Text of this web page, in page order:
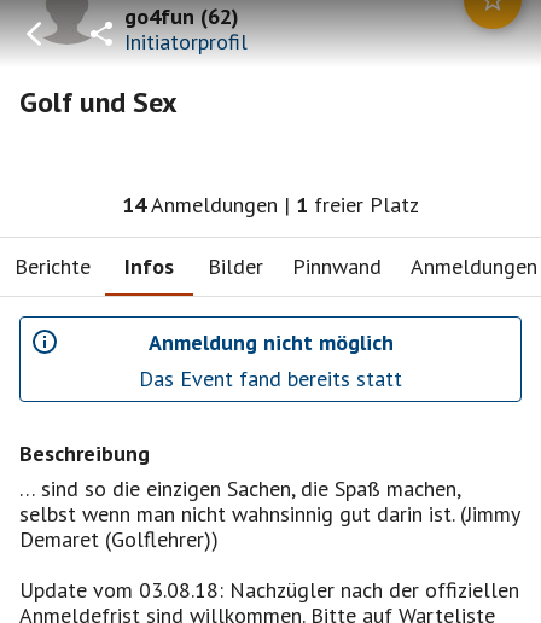
go4fun(62)
Initiatorprofil
Golf und Sex
14Anmeldungen | 1 freier Platz
Berichte Infos Bilder Pinnwand Anmeldungen
Anmeldung nicht möglich
Das Event fand bereits statt
Beschreibung
… sind so die einzigen Sachen, die Spaß machen,
selbst wenn man nicht wahnsinnig gut darin ist. (Jimmy
Demaret (Golflehrer))
Update vom 03.08.18: Nachzügler nach der offiziellen
Anmeldefrist sind willkommen. Bitte auf Warteliste